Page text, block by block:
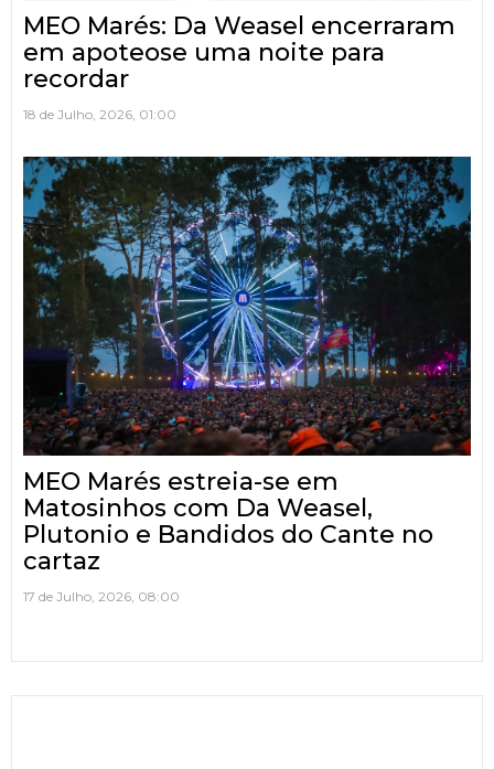
MEO Marés: Da Weasel encerraram
em apoteose uma noite para
recordar
18 de Julho, 2026, 01:00
MEO Marés estreia-se em
Matosinhos com Da Weasel,
Plutonio e Bandidos do Cante no
cartaz
17 de Julho, 2026, 08:00